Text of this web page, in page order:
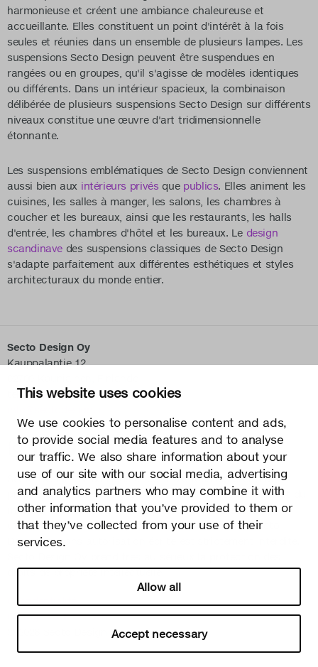
This website uses cookies
We use cookies to personalise content and ads,
to provide social media features and to analyse
our traffic. We also share information about your
use of our site with our social media, advertising
and analytics partners who may combine it with
other information that you’ve provided to them or
that they’ve collected from your use of their
services.
Allow all
Accept necessary
harmonieuse et créent une ambiance chaleureuse et
accueillante. Elles constituent un point d'intérêt à la fois
seules et réunies dans un ensemble de plusieurs lampes. Les
suspensions Secto Design peuvent être suspendues en
rangées ou en groupes, qu'il s'agisse de modèles identiques
ou différents. Dans un intérieur spacieux, la combinaison
délibérée de plusieurs suspensions Secto Design sur différents
niveaux constitue une œuvre d'art tridimensionnelle
étonnante.
Les suspensions emblématiques de Secto Design conviennent
aussi bien aux intérieurs privés que publics. Elles animent les
cuisines, les salles à manger, les salons, les chambres à
coucher et les bureaux, ainsi que les restaurants, les halls
d'entrée, les chambres d'hôtel et les bureaux. Le design
scandinavedes suspensions classiques de Secto Design
s'adapte parfaitement aux différentes esthétiques et styles
architecturaux du monde entier.
Secto Design Oy
Kauppalantie 12
tel.+358 9 5050 598
Secto Design Oy possède et contrôle tous les droits de
propriété intellectuelle des conceptions de ses produits et du
matériel connexe tels que les photos et les dessins. Toute
utilisation des droits de propriété intellectuelle de Secto
Design Oy sans autorisation écrite est strictement interdite.
droits de propriété intellectuelle.
Confidentialité
Change your consent
© 2026 Secto Design Oy